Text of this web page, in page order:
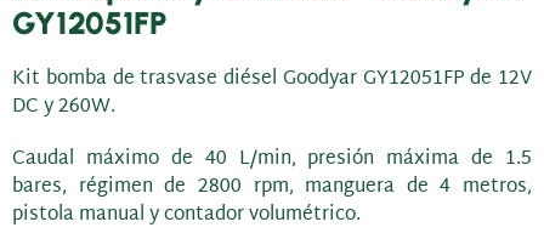
GY12051FP
Kit bomba de trasvase diésel Goodyar GY12051FP de 12V
DC y 260W.
Caudal máximo de 40 L/min, presión máxima de 1.5
bares, régimen de 2800 rpm, manguera de 4 metros,
pistola manual y contador volumétrico.